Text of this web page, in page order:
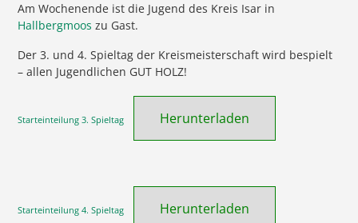
Am Wochenende ist die Jugend des Kreis Isar in
Hallbergmooszu Gast.
Der 3. und 4. Spieltag der Kreismeisterschaft wird bespielt
– allen Jugendlichen GUT HOLZ!
Starteinteilung 3. Spieltag Herunterladen
Starteinteilung 4. Spieltag Herunterladen